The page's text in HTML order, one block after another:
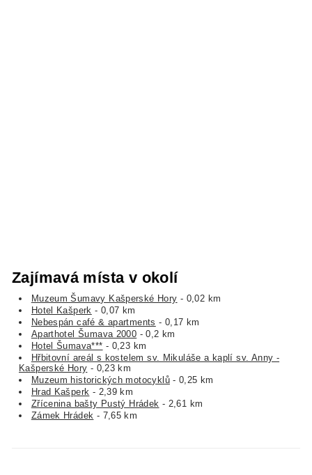
Zajímavá místa v okolí
Muzeum Šumavy Kašperské Hory - 0,02 km
Hotel Kašperk - 0,07 km
Nebespán café & apartments - 0,17 km
Aparthotel Šumava 2000 - 0,2 km
Hotel Šumava*** - 0,23 km
Hřbitovní areál s kostelem sv. Mikuláše a kaplí sv. Anny -
Kašperské Hory - 0,23 km
Muzeum historických motocyklů- 0,25 km
Hrad Kašperk - 2,39 km
Zřícenina bašty Pustý Hrádek - 2,61 km
Zámek Hrádek - 7,65 km